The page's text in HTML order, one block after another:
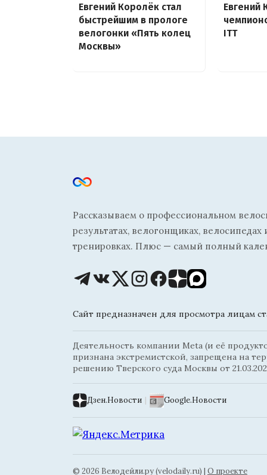
Евгений Королёк стал
быстрейшим в прологе
велогонки «Пять колец
Москвы»
Евгений
ITT
Рассказываем о профессиональном
результатах, велогонщиках,
тренировках. Плюс — самый полный
Сайт предназначен для просмотра лицам
Деятельность компании Meta (и её
признана экстремистской, запрещена на
решению Тверского суда Москвы от
Дзен.Новости | Google.Новости
© 2026 Велодейли.ру (velodaily.ru) | О проекте